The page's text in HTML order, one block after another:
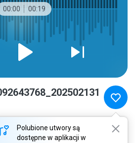
00:00 00:19
Polubione utwory są
dostępne w aplikacji w